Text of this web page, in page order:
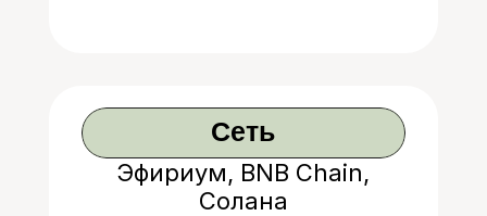
Сеть
Эфириум, BNB Chain,
Солана